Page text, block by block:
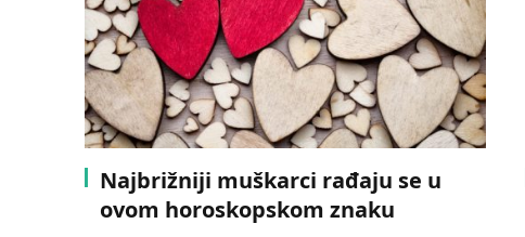
Najbrižniji muškarci rađaju se u
ovom horoskopskom znaku